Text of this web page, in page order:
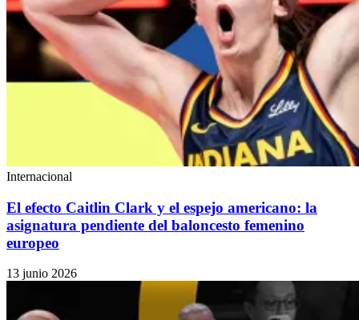
Internacional
El efecto Caitlin Clark y el espejo americano: la
asignatura pendiente del baloncesto femenino
europeo
13 junio 2026